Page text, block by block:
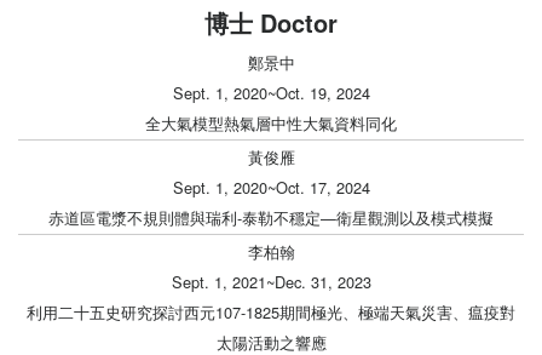
博士 Doctor
鄭景中
Sept. 1, 2020~Oct. 19, 2024
全大氣模型熱氣層中性大氣資料同化
黃俊雁
Sept. 1, 2020~Oct. 17, 2024
赤道區電漿不規則體與瑞利-泰勒不穩定—衛星觀測以及模式模擬
李柏翰
Sept. 1, 2021~Dec. 31, 2023
利用二十五史研究探討西元107-1825期間極光、極端天氣災害、瘟疫對
太陽活動之響應